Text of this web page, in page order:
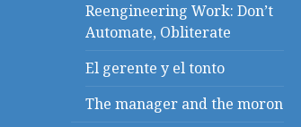
Reengineering Work: Don’t
Automate, Obliterate
El gerente y el tonto
The manager and the moron